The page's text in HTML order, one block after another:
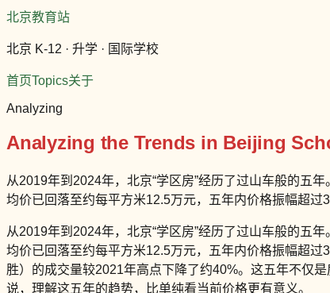
北京教育站
北京 K-12 · 升学 · 国际学校
首页Topics关于
Analyzing
Analyzing the Trends in Beijing
从2019年到2024年，北京“学区房”经历了过山车般的五
均价已回落至约每平方米12.5万元，五年内价格振幅超
从2019年到2024年，北京“学区房”经历了过山车般的五
均价已回落至约每平方米12.5万元，五年内价格振幅超
胜）的成交量较2021年高点下降了约40%。这五年不仅
说，理解这五年的趋势，比单纯看当前价格更有意义。